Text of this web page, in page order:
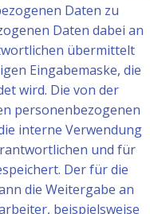
Daten zu
Daten dabei an
übermittelt
Eingabemaske, die
wird. Die von der
personenbezogenen
interne Verwendung
und für
Der für die
die Weitergabe an
beispielsweise